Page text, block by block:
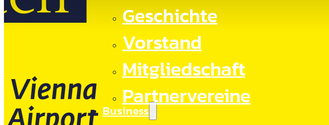
Geschichte
Vorstand
Mitgliedschaft
Partnervereine
Business